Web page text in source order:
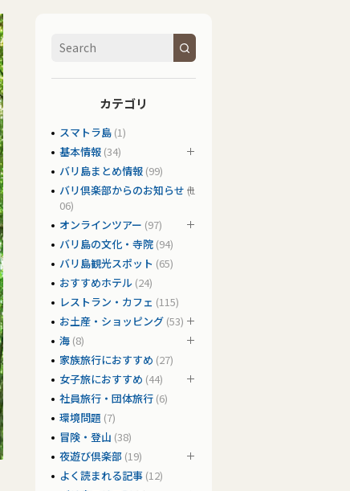
カテゴリ
スマトラ島 (1)
基本情報 (34)
バリ島まとめ情報 (99)
バリ倶楽部からのお知らせ (1
06)
オンラインツアー (97)
バリ島の文化・寺院 (94)
バリ島観光スポット (65)
おすすめホテル (24)
レストラン・カフェ (115)
お土産・ショッピング (53)
海 (8)
家族旅行におすすめ (27)
女子旅におすすめ (44)
社員旅行・団体旅行 (6)
環境問題 (7)
冒険・登山 (38)
夜遊び倶楽部 (19)
よく読まれる記事 (12)